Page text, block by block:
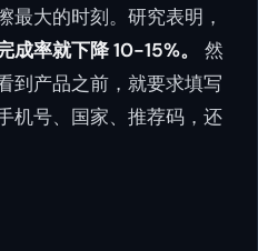
最大的时刻。研究表明，
成率就下降 10-15%。
然
到产品之前，就要求填写
机号、国家、推荐码，还